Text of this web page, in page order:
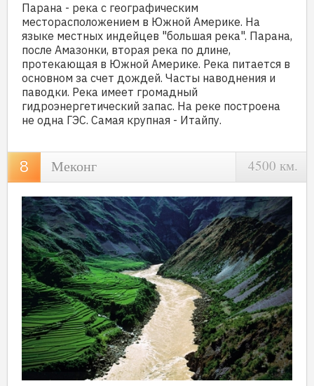
Парана - река с географическим
месторасположением в Южной Америке. На
языке местных индейцев "большая река". Парана,
после Амазонки, вторая река по длине,
протекающая в Южной Америке. Река питается в
основном за счет дождей. Часты наводнения и
паводки. Река имеет громадный
гидроэнергетический запас. На реке построена
не одна ГЭС. Самая крупная - Итайпу.
Меконг 4500 км.